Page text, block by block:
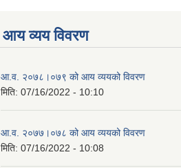
आय व्यय विवरण
आ.व. २०७८।०७९ को आय व्ययको विवरण
मिति: 07/16/2022 - 10:10
आ.व. २०७७।०७८ को आय व्ययको विवरण
मिति: 07/16/2022 - 10:08